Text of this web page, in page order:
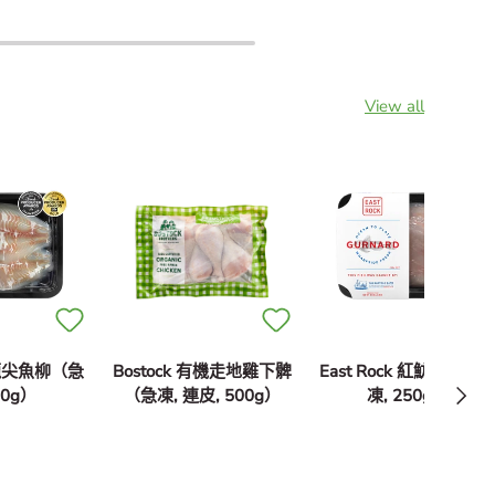
View all
Next
魚柳（急
）
Bostock 有機走地雞下髀
（急凍, 連皮, 500g）
East Rock 紅魴魚柳（
凍, 250g）